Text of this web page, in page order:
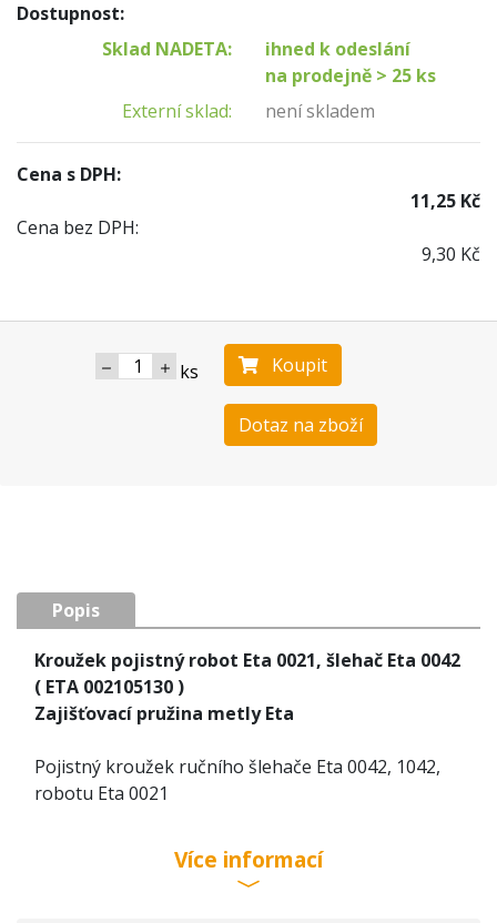
Dostupnost:
Sklad NADETA:
ihned k odeslání
na prodejně > 25 ks
Externí sklad:
není skladem
Cena s DPH:
11,25 Kč
Cena bez DPH:
9,30 Kč
ks Koupit
Dotaz na zboží
Popis
Kroužek pojistný robot Eta 0021, šlehač Eta 0042
( ETA 002105130 )
Zajišťovací pružina metly Eta
Pojistný kroužek ručního šlehače Eta 0042, 1042,
robotu Eta 0021
Více informací